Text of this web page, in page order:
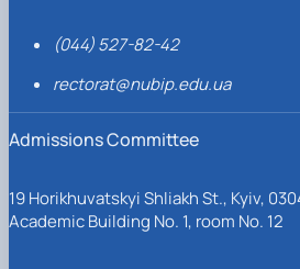
(044) 527-82-42
rectorat@nubip.edu.ua
Admissions Committee
19 Horikhuvatskyi Shliakh St., Kyiv,
Academic Building No. 1, room No. 12